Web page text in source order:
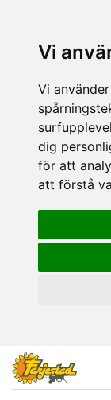
Vi
Vi
dig
för att
att förstå